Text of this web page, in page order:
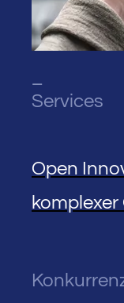
Services
Open